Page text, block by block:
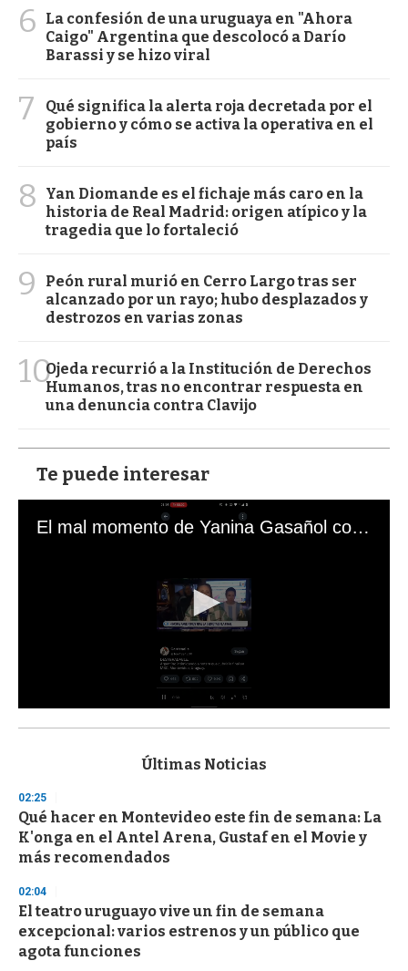
6
La confesión de una uruguaya en "Ahora
Caigo" Argentina que descolocó a Darío
Barassi y se hizo viral
7
Qué significa la alerta roja decretada por el
gobierno y cómo se activa la operativa en el
país
8
Yan Diomande es el fichaje más caro en la
historia de Real Madrid: origen atípico y la
tragedia que lo fortaleció
9
Peón rural murió en Cerro Largo tras ser
alcanzado por un rayo; hubo desplazados y
destrozos en varias zonas
10Ojeda recurrió a la Institución de Derechos
Humanos, tras no encontrar respuesta en
una denuncia contra Clavijo
Te puede interesar
El mal momento de Yanina Gasañol con un hincha argentino en "Subrayado"
s
d
s
o
f
3
s
e
c
o
n
Últimas Noticias
02:25
Qué hacer en Montevideo este fin de semana: La
K'onga en el Antel Arena, Gustaf en el Movie y
más recomendados
02:04
El teatro uruguayo vive un fin de semana
excepcional: varios estrenos y un público que
agota funciones